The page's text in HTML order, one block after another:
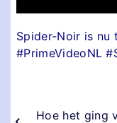
Spider-Noir is nu
#PrimeVideoNL
Hoe het ging